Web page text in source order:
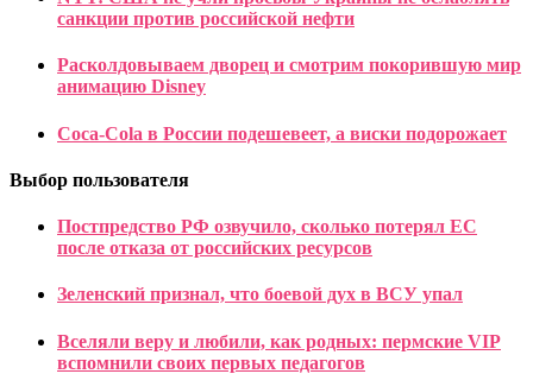
санкции против российской нефти
Расколдовываем дворец и смотрим покорившую мир
анимацию Disney
Coca-Cola в России подешевеет, а виски подорожает
Выбор пользователя
Постпредство РФ озвучило, сколько потерял ЕС
после отказа от российских ресурсов
Зеленский признал, что боевой дух в ВСУ упал
Вселяли веру и любили, как родных: пермские VIP
вспомнили своих первых педагогов